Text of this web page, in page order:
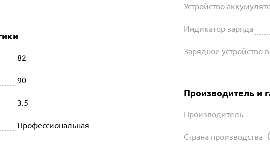
82
90
3.5
Профессиональная
Устройство
Индикатор заряда
Зарядное устройство
Производитель и
Производитель
Страна производства